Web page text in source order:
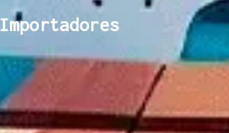
Importadores